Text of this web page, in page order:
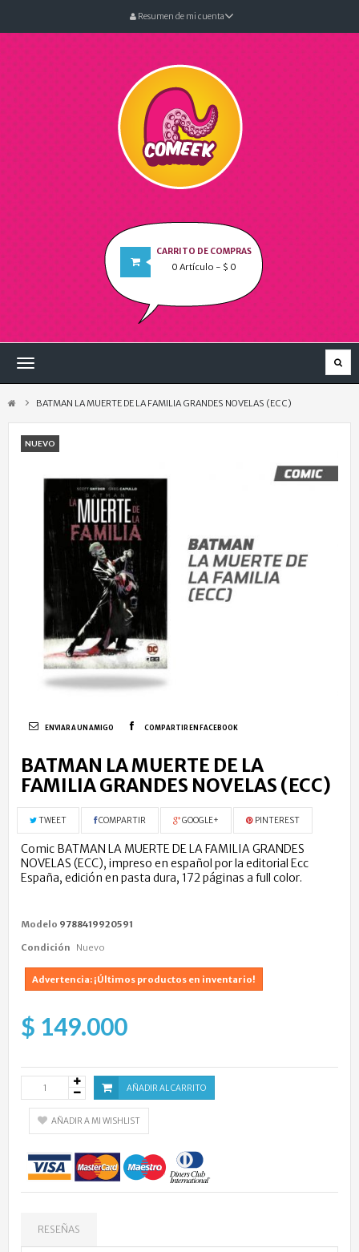
Resumen de mi cuenta
CARRITO DE COMPRAS
0 Artículo - $ 0
Navegación
BATMAN LA MUERTE DE LA FAMILIA GRANDES NOVELAS (ECC)
NUEVO
ENVIAR A UN AMIGO COMPARTIR EN FACEBOOK
BATMAN LA MUERTE DE LA
FAMILIA GRANDES NOVELAS (ECC)
TWEET COMPARTIR GOOGLE+ PINTEREST
Comic BATMAN LA MUERTE DE LA FAMILIA GRANDES
NOVELAS (ECC), impreso en español por la editorial Ecc
España, edición en pasta dura, 172 páginas a full color.
Modelo 9788419920591
Condición Nuevo
Advertencia: ¡Últimos productos en inventario!
$ 149.000
AÑADIR AL CARRITO
AÑADIR A MI WISHLIST
RESEÑAS